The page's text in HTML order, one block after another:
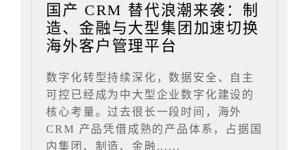
国产 CRM 替代浪潮来袭：制
造、金融与大型集团加速切换
海外客户管理平台
数字化转型持续深化，数据安全、自主
可控已经成为中大型企业数字化建设的
核心考量。过去很长一段时间，海外
CRM 产品凭借成熟的产品体系，占据国
内集团、制造、金融......